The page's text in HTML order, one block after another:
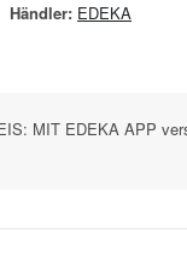
Händler: EDEKA
MIT EDEKA APP